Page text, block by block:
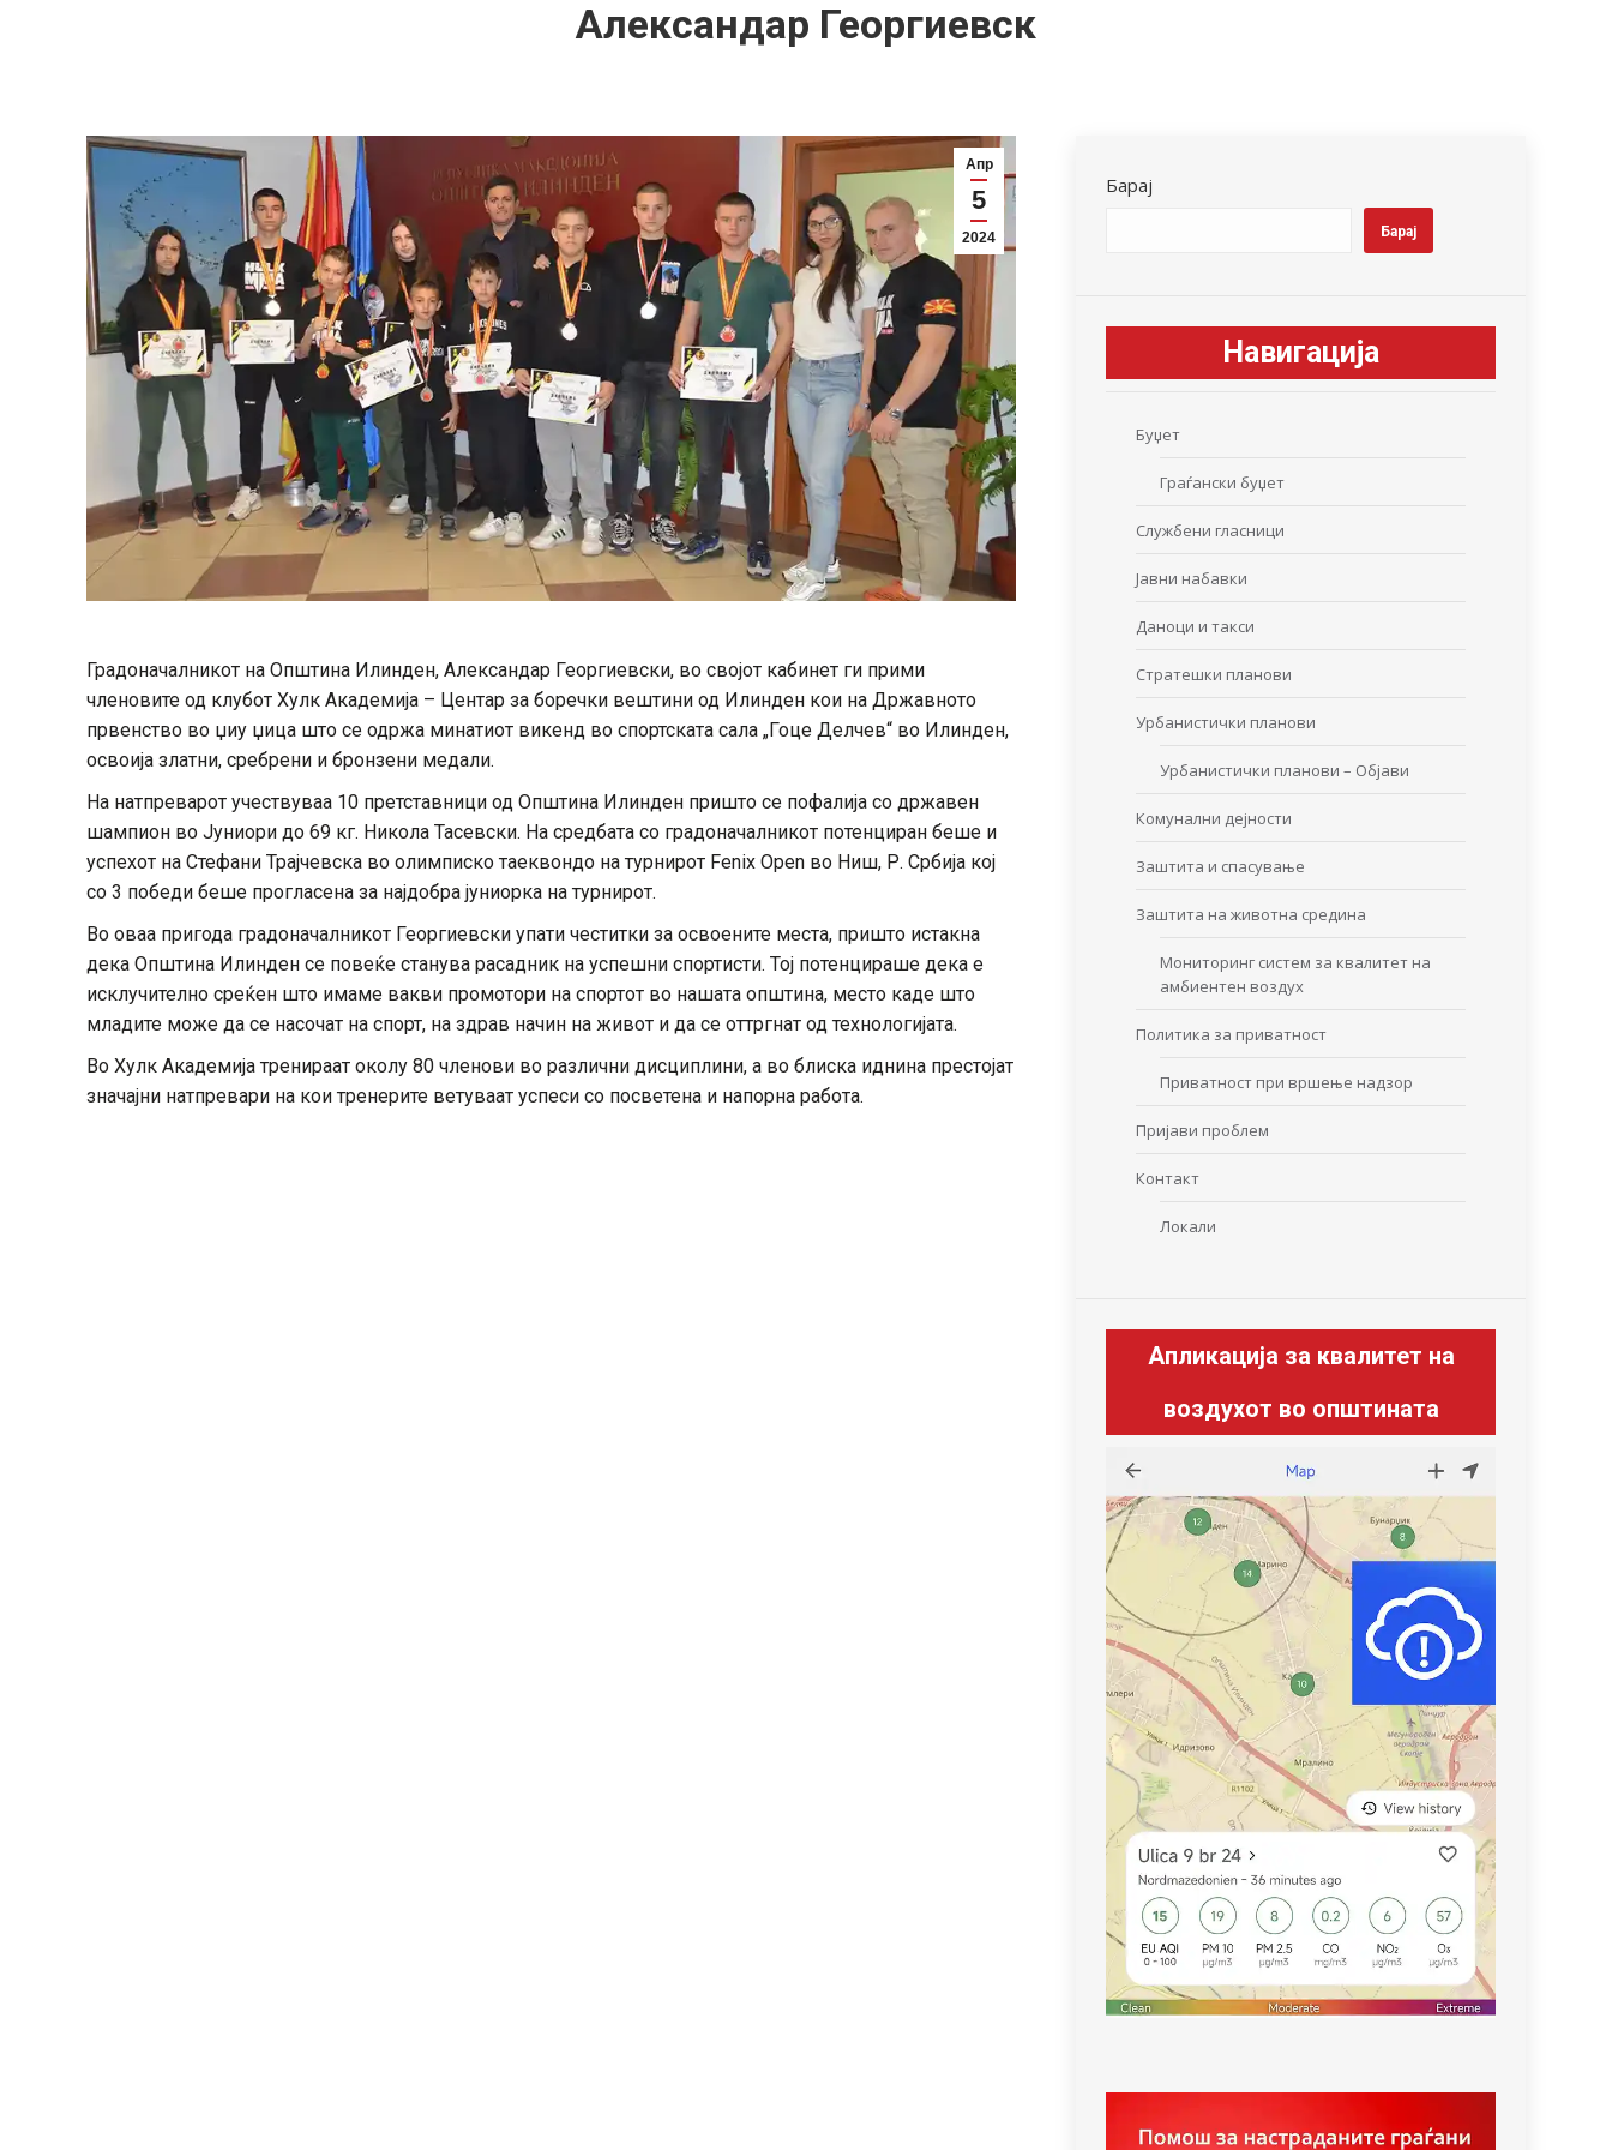
Александар Георгиевск
Апр
5
2024
Градоначалникот на Општина Илинден, Александар Георгиевски, во својот кабинет ги прими
членовите од клубот Хулк Академија – Центар за боречки вештини од Илинден кои на Државното
првенство во џиу џица што се одржа минатиот викенд во спортската сала „Гоце Делчев“ во Илинден,
освоија златни, сребрени и бронзени медали.
На натпреварот учествуваа 10 претставници од Општина Илинден пришто се пофалиja со државен
шампион во Јуниори до 69 кг. Никола Тасевски. На средбата со градоначалникот потенциран беше и
успехот на Стефани Трајчевска во олимписко таеквондо на турнирот Fenix Open во Ниш, Р. Србија кој
со 3 победи беше прогласена за најдобра јуниорка на турнирот.
Во оваа пригода градоначалникот Георгиевски упати честитки за освоените места, пришто истакна
дека Општина Илинден се повеќе станува расадник на успешни спортисти. Тој потенцираше дека е
исклучително среќен што имаме вакви промотори на спортот во нашата општина, место каде што
младите може да се насочат на спорт, на здрав начин на живот и да се оттргнат од технологијата.
Во Хулк Академија тренираат околу 80 членови во различни дисциплини, а во блиска иднина престојат
значајни натпревари на кои тренерите ветуваат успеси со посветена и напорна работа.
Барај
Барај
Навигација
Буџет
Граѓански буџет
Службени гласници
Јавни набавки
Даноци и такси
Стратешки планови
Урбанистички планови
Урбанистички планови – Објави
Комунални дејности
Заштита и спасување
Заштита на животна средина
Мониторинг систем за квалитет на
амбиентен воздух
Политика за приватност
Приватност при вршење надзор
Пријави проблем
Контакт
Локали
Апликација за квалитет на
воздухот во општината